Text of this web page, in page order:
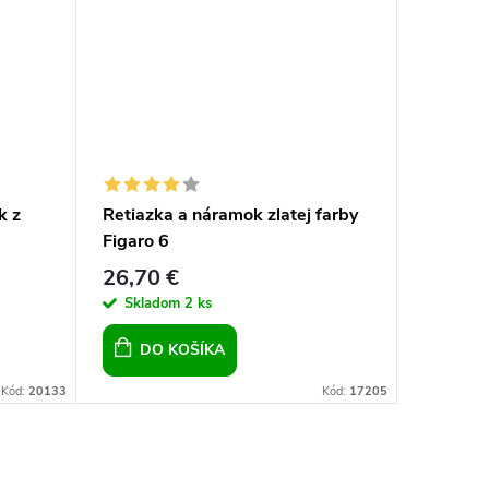
z
Kód: 20133
Retiazka a náramok zlatej farby
Figaro 6
26,70 €
Skladom 2 ks
DO KOŠÍKA
Kód: 17205